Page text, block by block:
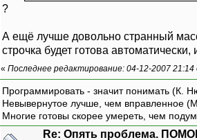
?
А ещё лучше довольно странный
строчка будет готова
« Последнее редактирование: 04-12-2007
Программировать - значит понимать (К.
Невывернутое лучше, чем вправленное
Многие готовы скорее умереть, чем
Re: Опять проблема.